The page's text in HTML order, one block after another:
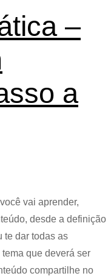
–
a
vai aprender,
desde a definição
te dar todas as
que deverá ser
compartilhe no